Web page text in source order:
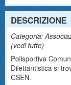
DESCRIZIONE
Categoria:
(vedi tutte)
Polisportiva
Dilettantistica si
CSEN.